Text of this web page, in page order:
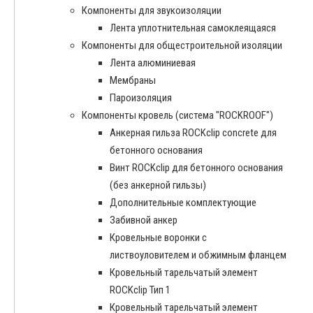
Компоненты для звукоизоляции
Лента уплотнительная самоклеящаяся
Компоненты для общестроительной изоляции
Лента алюминиевая
Мембраны
Пароизоляция
Компоненты кровель (система "ROCKROOF")
Анкерная гильза ROCKclip concrete для
бетонного основания
Винт ROCKclip для бетонного основания
(без анкерной гильзы)
Дополнительные комплектующие
Забивной анкер
Кровельные воронки с
листвоуловителем и обжимным фланцем
Кровельный тарельчатый элемент
ROCKclip Тип 1
Кровельный тарельчатый элемент